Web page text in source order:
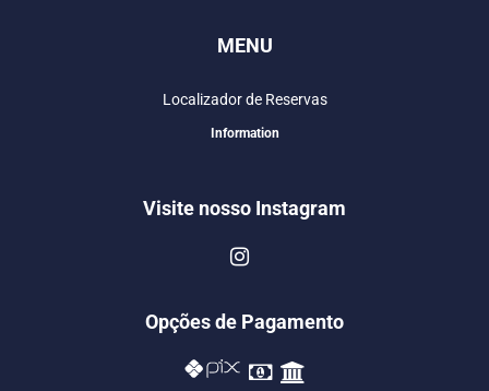
MENU
Localizador de Reservas
Information
Visite nosso Instagram
Opções de Pagamento